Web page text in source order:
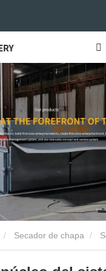
Secador de chapa